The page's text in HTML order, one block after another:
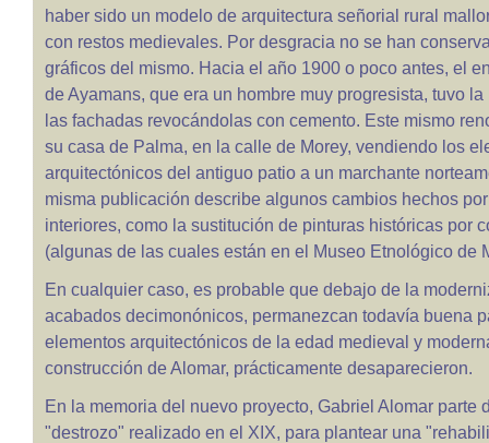
haber sido un modelo de arquitectura señorial rural
con restos medievales. Por desgracia no se han
gráficos del mismo. Hacia el año 1900 o poco antes, el
de Ayamans, que era un hombre muy progresista, tuvo
las fachadas revocándolas con cemento. Este mismo
su casa de Palma, en la calle de Morey, vendiendo los
arquitectónicos del antiguo patio a un marchante
misma publicación describe algunos cambios hechos
interiores, como la sustitución de pinturas históricas por
(algunas de las cuales están en el Museo Etnológico de
En cualquier caso, es probable que debajo de la
acabados decimonónicos, permanezcan todavía buena
elementos arquitectónicos de la edad medieval y
construcción de Alomar, prácticamente desaparecieron.
En la memoria del nuevo proyecto, Gabriel Alomar parte
"destrozo" realizado en el XIX, para plantear una